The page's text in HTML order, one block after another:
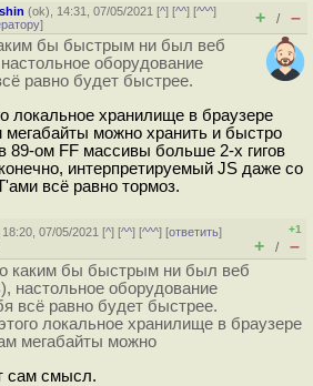
(ok), 14:31, 07/05/2021 [^] [^^] [^^^]
] + / –
бы быстрым ни был веб
оборудование
равно будет быстрее.
локальное хранилище в браузере
мегабайты можно хранить и быстро
89-ом FF массивы больше 2-х гигов
интерпретируемый JS даже со
всё равно тормоз.
18:20, 07/05/2021 [^] [^^] [^^^] [ответить]
+1
+ / –
каким бы быстрым ни был веб
настольное оборудование
всё равно будет быстрее.
локальное хранилище в браузере
мегабайты можно
сам смысл.